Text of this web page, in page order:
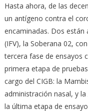
Hasta ahora, de las
un antígeno contra el
encaminadas. Dos están
(IFV), la Soberana 02,
tercera fase de ensayos
primera etapa de
cargo del CIGB: la
administración nasal, y
la última etapa de